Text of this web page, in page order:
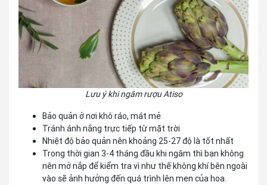
Lưu ý khi ngâm rượu Atiso
Bảo quản ở nơi khô ráo, mát mẻ
Tránh ánh nắng trực tiếp từ mặt trời
Nhiệt độ bảo quản nên khoảng 25-27 độ là tốt nhất
Trong thời gian 3-4 tháng đầu khi ngâm thì bạn không
nên mở nắp để kiểm tra vì như thế không khí bên ngoài
vào sẽ ảnh hưởng đến quá trình lên men của hoa.